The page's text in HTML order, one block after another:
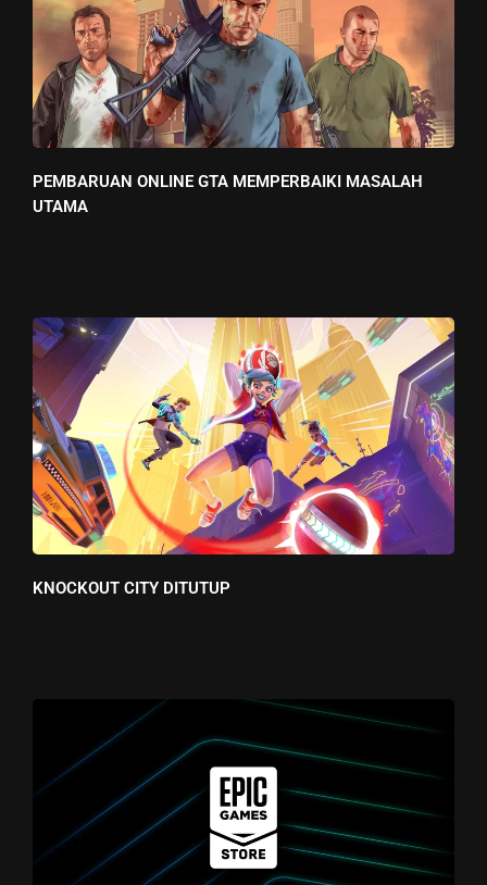
PEMBARUAN ONLINE GTA MEMPERBAIKI MASALAH
UTAMA
KNOCKOUT CITY DITUTUP